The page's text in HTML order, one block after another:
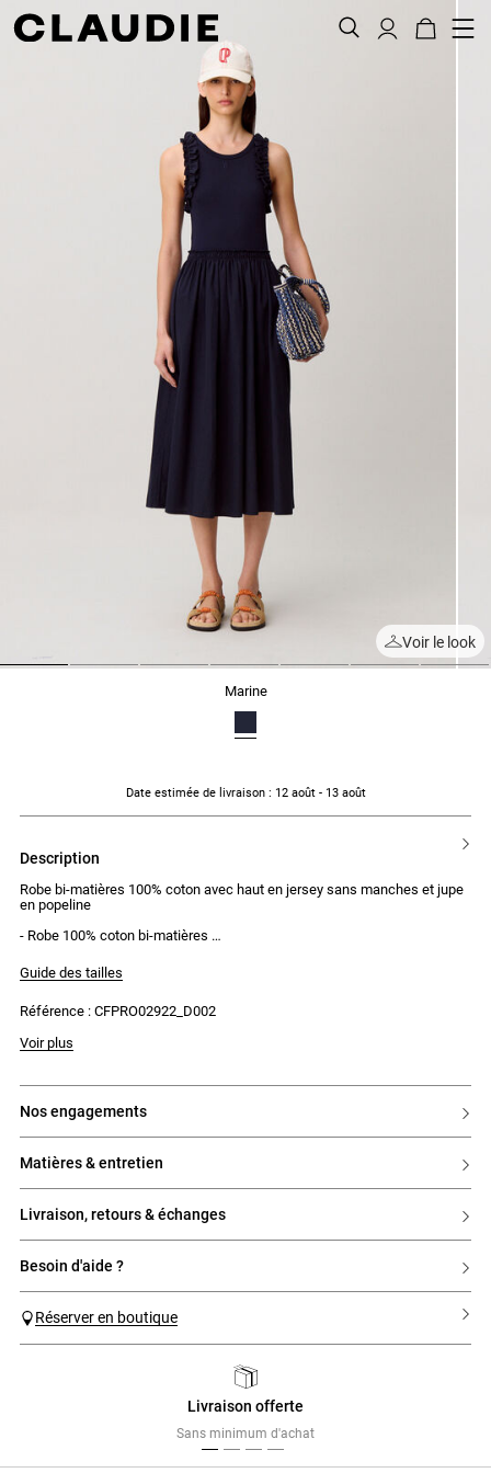
Voir le look
marine
Date estimée de livraison: 12 août - 13 août
description
Robe bi-matières 100% coton avec haut en jersey sans manches et jupe
en popeline
- Robe 100% coton bi-matières
- Jupe en popeline
- Broderie CP en dessous du col
- Jupe évasée
- Fronces en popeline aux emmanchures épaules
Guide des tailles
Référence : CFPRO02922_D002
Voir plus
nos engagements
matières & entretien
livraison, retours & échanges
besoin d'aide ?
Réserver en boutique
Livraison offerte
Sans minimum d'achat